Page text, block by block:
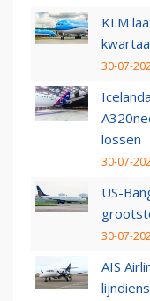
KLM
30-07-
lossen
30-07-
US-
30-07-
AIS